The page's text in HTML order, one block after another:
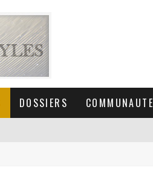
DOSSIERS COMMUNAUTE